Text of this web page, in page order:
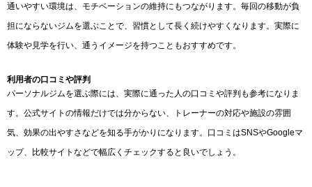
通いやすい環境は、モチベーションの維持にもつながります。毎回の移動が負
担にならないジムを選ぶことで、習慣として長く続けやすくなります。実際に
体験や見学を行い、通うイメージを持つこともおすすめです。
利用者の口コミや評判
パーソナルジムを選ぶ際には、実際に通った人の口コミや評判も参考になりま
す。公式サイトの情報だけでは分からない、トレーナーの対応や施設の雰囲
気、効果の出やすさなどを知る手がかりになります。口コミはSNSやGoogleマ
ップ、比較サイトなどで幅広くチェックすると良いでしょう。